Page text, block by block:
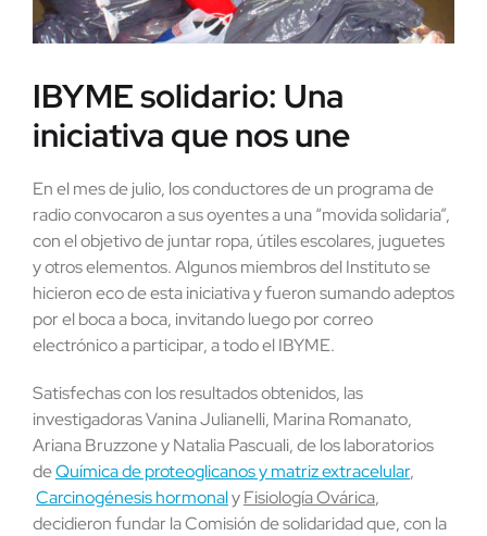
IBYME solidario: Una
iniciativa que nos une
En el mes de julio, los conductores de un programa de
radio convocaron a sus oyentes a una “movida solidaria”,
con el objetivo de juntar ropa, útiles escolares, juguetes
y otros elementos. Algunos miembros del Instituto se
hicieron eco de esta iniciativa y fueron sumando adeptos
por el boca a boca, invitando luego por correo
electrónico a participar, a todo el IBYME.
Satisfechas con los resultados obtenidos, las
investigadoras Vanina Julianelli, Marina Romanato,
Ariana Bruzzone y Natalia Pascuali, de los laboratorios
deQuímica de proteoglicanos y matriz extracelular,
Carcinogénesis hormonalyFisiología Ovárica,
decidieron fundar la Comisión de solidaridad que, con la